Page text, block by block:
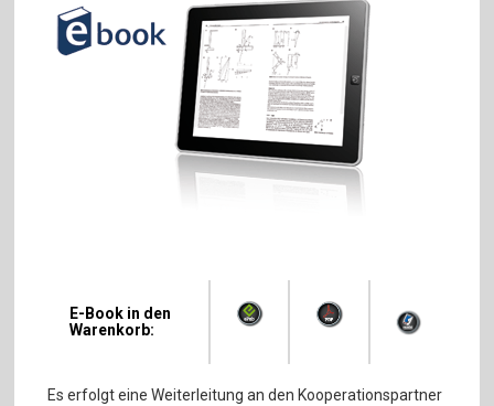
E-Book in den
Warenkorb:
Es erfolgt eine Weiterleitung an den Kooperationspartner